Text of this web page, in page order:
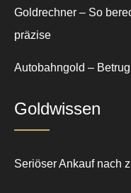
Goldrechner – So
präzise
Autobahngold –
Goldwissen
Seriöser Ankauf nach